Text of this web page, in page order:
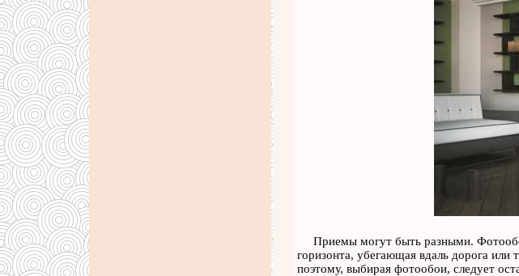
Приемы могут быть разными.
горизонта, убегающая вдаль дорога
поэтому, выбирая фотообои, следует